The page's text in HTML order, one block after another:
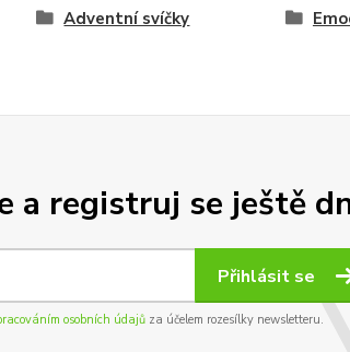
Adventní svíčky
a registruj se ještě
Přihlásit se
osobních údajůza účelem rozesílky newsletteru.